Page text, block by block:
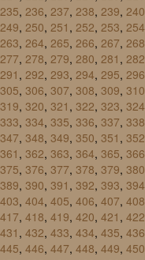
235, 236, 237, 238, 239, 240
249, 250, 251 , 252, 253, 254
263, 264, 265, 266, 267, 268
277, 278, 279, 280, 281 , 282
291 , 292, 293, 294, 295, 296
305, 306, 307, 308, 309, 310
319, 320, 321 , 322, 323, 324
333, 334, 335, 336, 337, 338
347, 348, 349, 350, 351 , 352
361 , 362, 363, 364, 365, 366
375, 376, 377, 378, 379, 380
389, 390, 391 , 392, 393, 394
403, 404, 405, 406, 407, 408
417, 418, 419, 420, 421 , 422
431 , 432, 433, 434, 435, 436
445, 446, 447, 448, 449, 450